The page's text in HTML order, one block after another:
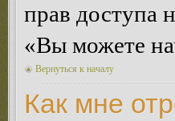
прав доступа
«Вы можете
Вернуться к началу
Как мне